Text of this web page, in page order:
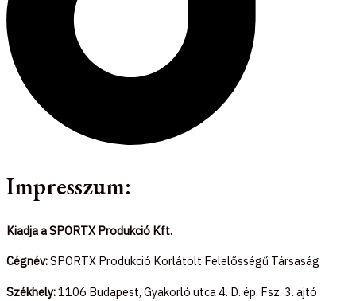
Impresszum:
Kiadja a SPORTX Produkció Kft.
Cégnév:SPORTX Produkció Korlátolt Felelősségű Társaság
Székhely:1106 Budapest, Gyakorló utca 4. D. ép. Fsz. 3. ajtó